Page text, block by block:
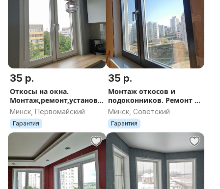
35 р.
Откосы на окна.
Монтаж,ремонт,установк
а. Подоконники.
Минск, Первомайский
Гарантия
35 р.
Монтаж откосов и
подоконников. Ремонт и
замена. Изготовление.
Минск, Советский
Гарантия